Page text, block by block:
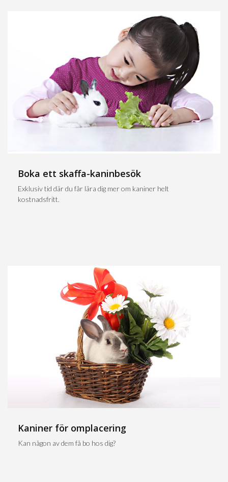
Boka ett skaffa-kaninbesök
Exklusiv tid där du får lära dig mer om kaniner helt
kostnadsfritt.
Kaniner för omplacering
Kan någon av dem få bo hos dig?